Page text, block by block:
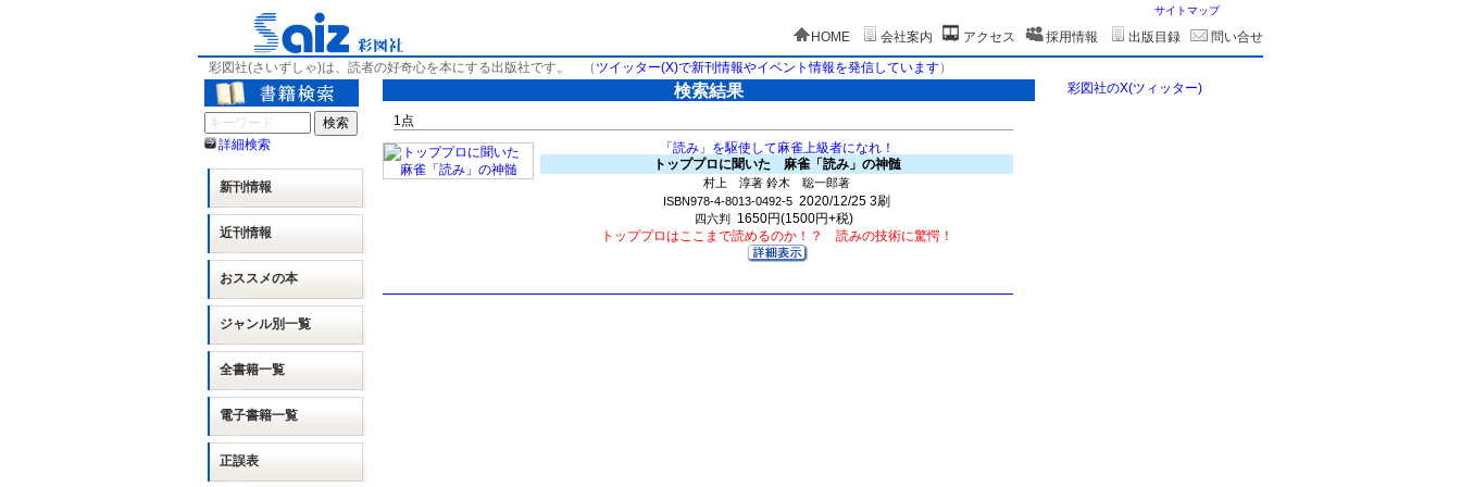
サイトマップ
HOME 会社案内 アクセス 採用情報 出版目録
問い合せ
彩図社(さいずしゃ)は、読者の好奇心を本にする出版社です。
（ ツイッター(X)で新刊情報やイベント情報を発信しています）
詳細検索
新刊情報
近刊情報
おススメの本
ジャンル別一覧
全書籍一覧
電子書籍一覧
正誤表
検索結果
1点
「読み」を駆使して麻雀上級者になれ！
トッププロに聞いた 麻雀「読み」の神髄
村上 淳著 鈴木 聡一郎著
ISBN978-4-8013-0492-5 2020/12/25 3刷
四六判
1650円(1500円+税)
トッププロはここまで読めるのか！？ 読みの技術に驚愕！
彩図社のX(ツィッター)